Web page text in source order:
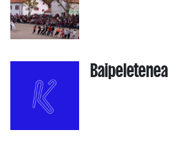
Baipeletenea